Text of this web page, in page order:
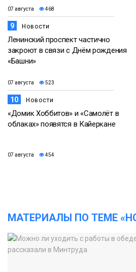
07 августа 468
9 Новости
Ленинский проспект частично
закроют в связи с Днём рождения
«Башни»
07 августа 523
10 Новости
«Домик Хоббитов» и «Самолёт в
облаках» появятся в Кайеркане
07 августа 454
МАТЕРИАЛЫ ПО ТЕМЕ